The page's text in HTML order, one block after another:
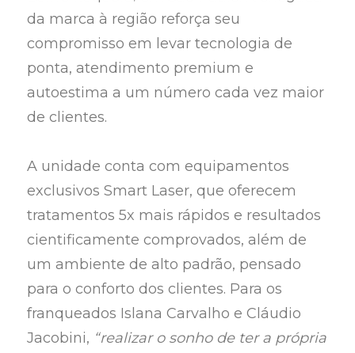
da marca à região reforça seu
compromisso em levar tecnologia de
ponta, atendimento premium e
autoestima a um número cada vez maior
de clientes.
A unidade conta com equipamentos
exclusivos Smart Laser, que oferecem
tratamentos 5x mais rápidos e resultados
cientificamente comprovados, além de
um ambiente de alto padrão, pensado
para o conforto dos clientes. Para os
franqueados Islana Carvalho e Cláudio
Jacobini, “realizar o sonho de ter a própria